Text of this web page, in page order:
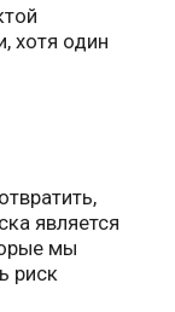
хотя один
является
мы
риск